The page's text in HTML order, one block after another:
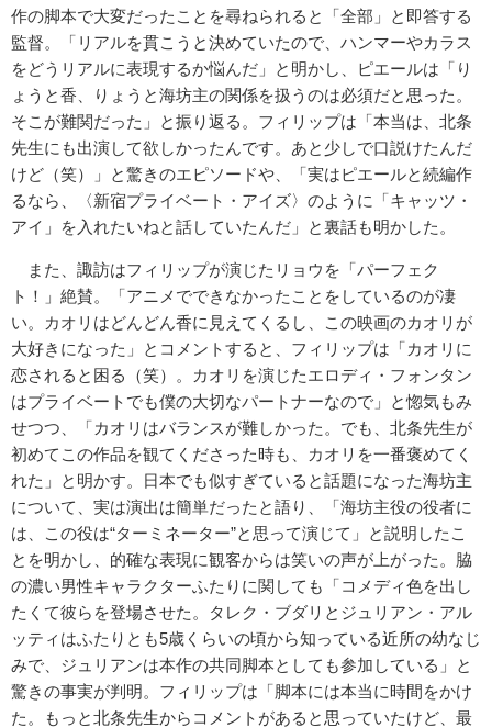
作の脚本で大変だったことを尋ねられると「全部」と即答する
監督。「リアルを貫こうと決めていたので、ハンマーやカラス
をどうリアルに表現するか悩んだ」と明かし、ピエールは「り
ょうと香、りょうと海坊主の関係を扱うのは必須だと思った。
そこが難関だった」と振り返る。フィリップは「本当は、北条
先生にも出演して欲しかったんです。あと少しで口説けたんだ
けど（笑）」と驚きのエピソードや、「実はピエールと続編作
るなら、〈新宿プライベート・アイズ〉のように「キャッツ・
アイ」を入れたいねと話していたんだ」と裏話も明かした。
また、諏訪はフィリップが演じたリョウを「パーフェク
ト！」絶賛。「アニメでできなかったことをしているのが凄
い。カオリはどんどん香に見えてくるし、この映画のカオリが
大好きになった」とコメントすると、フィリップは「カオリに
恋されると困る（笑）。カオリを演じたエロディ・フォンタン
はプライベートでも僕の大切なパートナーなので」と惚気もみ
せつつ、「カオリはバランスが難しかった。でも、北条先生が
初めてこの作品を観てくださった時も、カオリを一番褒めてく
れた」と明かす。日本でも似すぎていると話題になった海坊主
について、実は演出は簡単だったと語り、「海坊主役の役者に
は、この役は“ターミネーター”と思って演じて」と説明したこ
とを明かし、的確な表現に観客からは笑いの声が上がった。脇
の濃い男性キャラクターふたりに関しても「コメディ色を出し
たくて彼らを登場させた。タレク・ブダリとジュリアン・アル
ッティはふたりとも5歳くらいの頃から知っている近所の幼なじ
みで、ジュリアンは本作の共同脚本としても参加している」と
驚きの事実が判明。フィリップは「脚本には本当に時間をかけ
た。もっと北条先生からコメントがあると思っていたけど、最